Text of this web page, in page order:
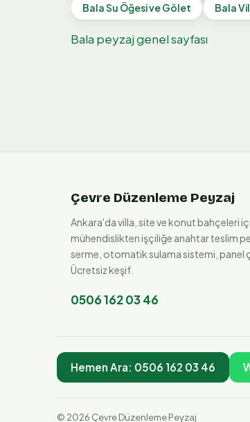
BalaSu Öğesi ve Gölet Bala
Bala peyzaj genel sayfası
Çevre Düzenleme Peyzaj
Ankara'da villa, site ve konut bahçeleri
mühendislikten işçiliğe anahtar teslim
serme, otomatik sulama sistemi, panel
Ücretsiz keşif.
0506 162 03 46
Hemen Ara: 0506 162 03 46
© 2026 Çevre Düzenleme Peyzaj